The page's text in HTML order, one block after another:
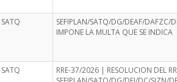
SATQ
SEFIPLAN/SATQ/DG/DEAF/
IMPONE LA MULTA QUE SE INDICA
SATQ
RRE-37/2026 | RESOLUCION DEL